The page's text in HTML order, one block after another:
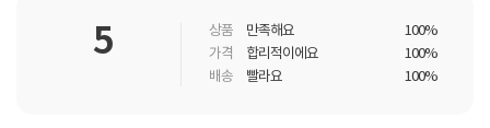
5 상품 만족해요
100%
가격
합리적이에요
100%
배송
빨라요 100%